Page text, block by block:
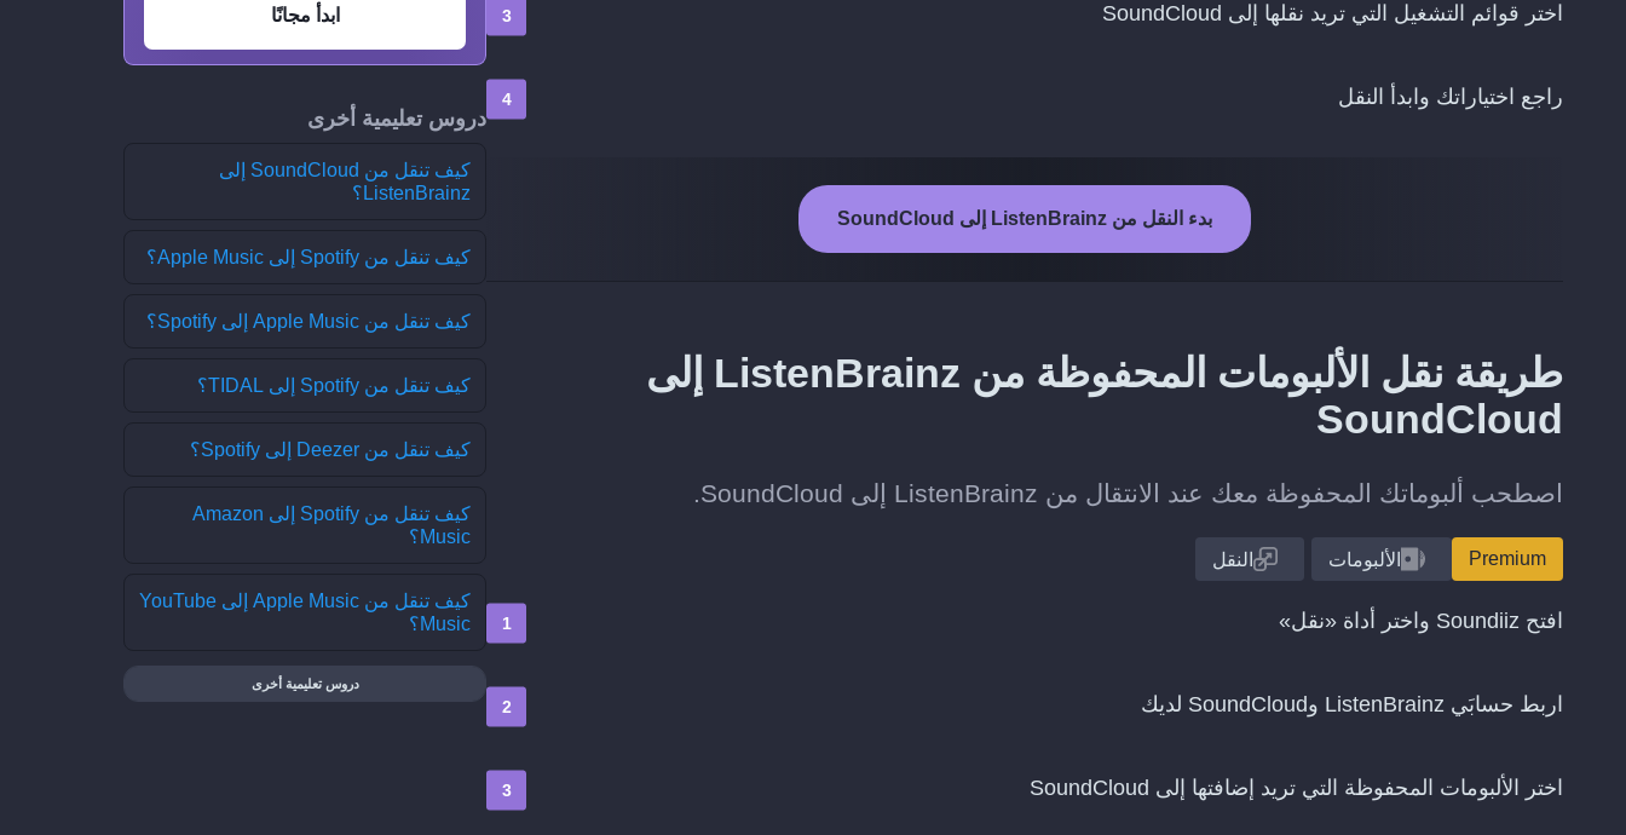
اختر قوائم التشغيل التي تريد نقلها إلى SoundCloud
راجع اختياراتك وابدأ النقل
بدء النقل من ListenBrainz إلى SoundCloud
طريقة نقل الألبومات المحفوظة من ListenBrainz إلى
SoundCloud
اصطحب ألبوماتك المحفوظة معك عند الانتقال من ListenBrainz إلى SoundCloud.
Premium الألبومات النقل
افتح Soundiiz واختر أداة «نقل»
اربط حسابَي ListenBrainz وSoundCloud لديك
اختر الألبومات المحفوظة التي تريد إضافتها إلى SoundCloud
ابدأ مجانًا
دروس تعليمية أخرى
كيف تنقل من SoundCloud إلى
ListenBrainz؟
كيف تنقل من Spotify إلى Apple Music؟
كيف تنقل من Apple Music إلى Spotify؟
كيف تنقل من Spotify إلى TIDAL؟
كيف تنقل من Deezer إلى Spotify؟
كيف تنقل من Spotify إلى Amazon
Music؟
كيف تنقل من Apple Music إلى YouTube
Music؟
دروس تعليمية أخرى